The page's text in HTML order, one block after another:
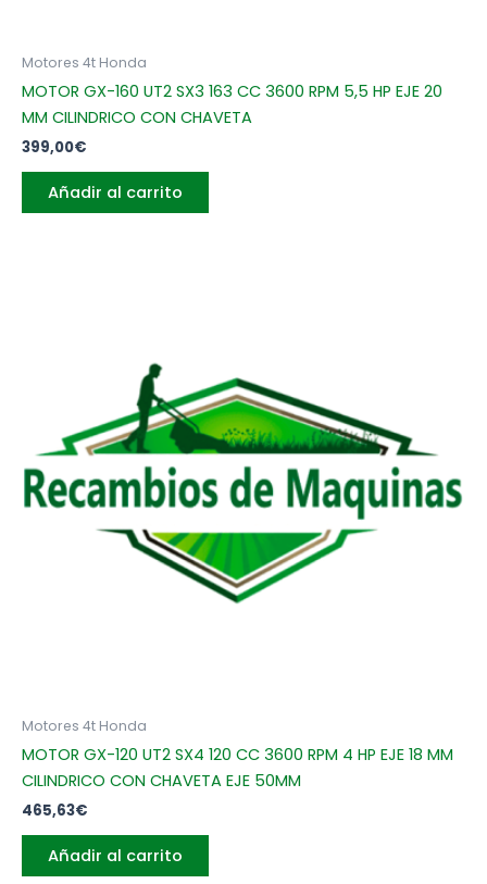
Motores 4t Honda
MOTOR GX-160 UT2 SX3 163 CC 3600 RPM 5,5 HP EJE 20
MM CILINDRICO CON CHAVETA
399,00€
Añadir al carrito
Motores 4t Honda
MOTOR GX-120 UT2 SX4 120 CC 3600 RPM 4 HP EJE 18 MM
CILINDRICO CON CHAVETA EJE 50MM
465,63€
Añadir al carrito